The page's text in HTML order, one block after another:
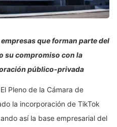
que forman parte del
su compromiso con la
público-privada
Pleno de la Cámara de
la incorporación de TikTok
así la base empresarial del